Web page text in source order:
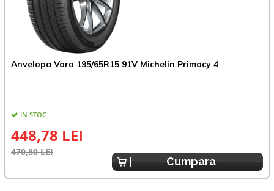
Anvelopa Vara 195/65R15 91V Michelin Primacy 4
IN STOC
448,78 LEI
470,80 LEI
Cumpara